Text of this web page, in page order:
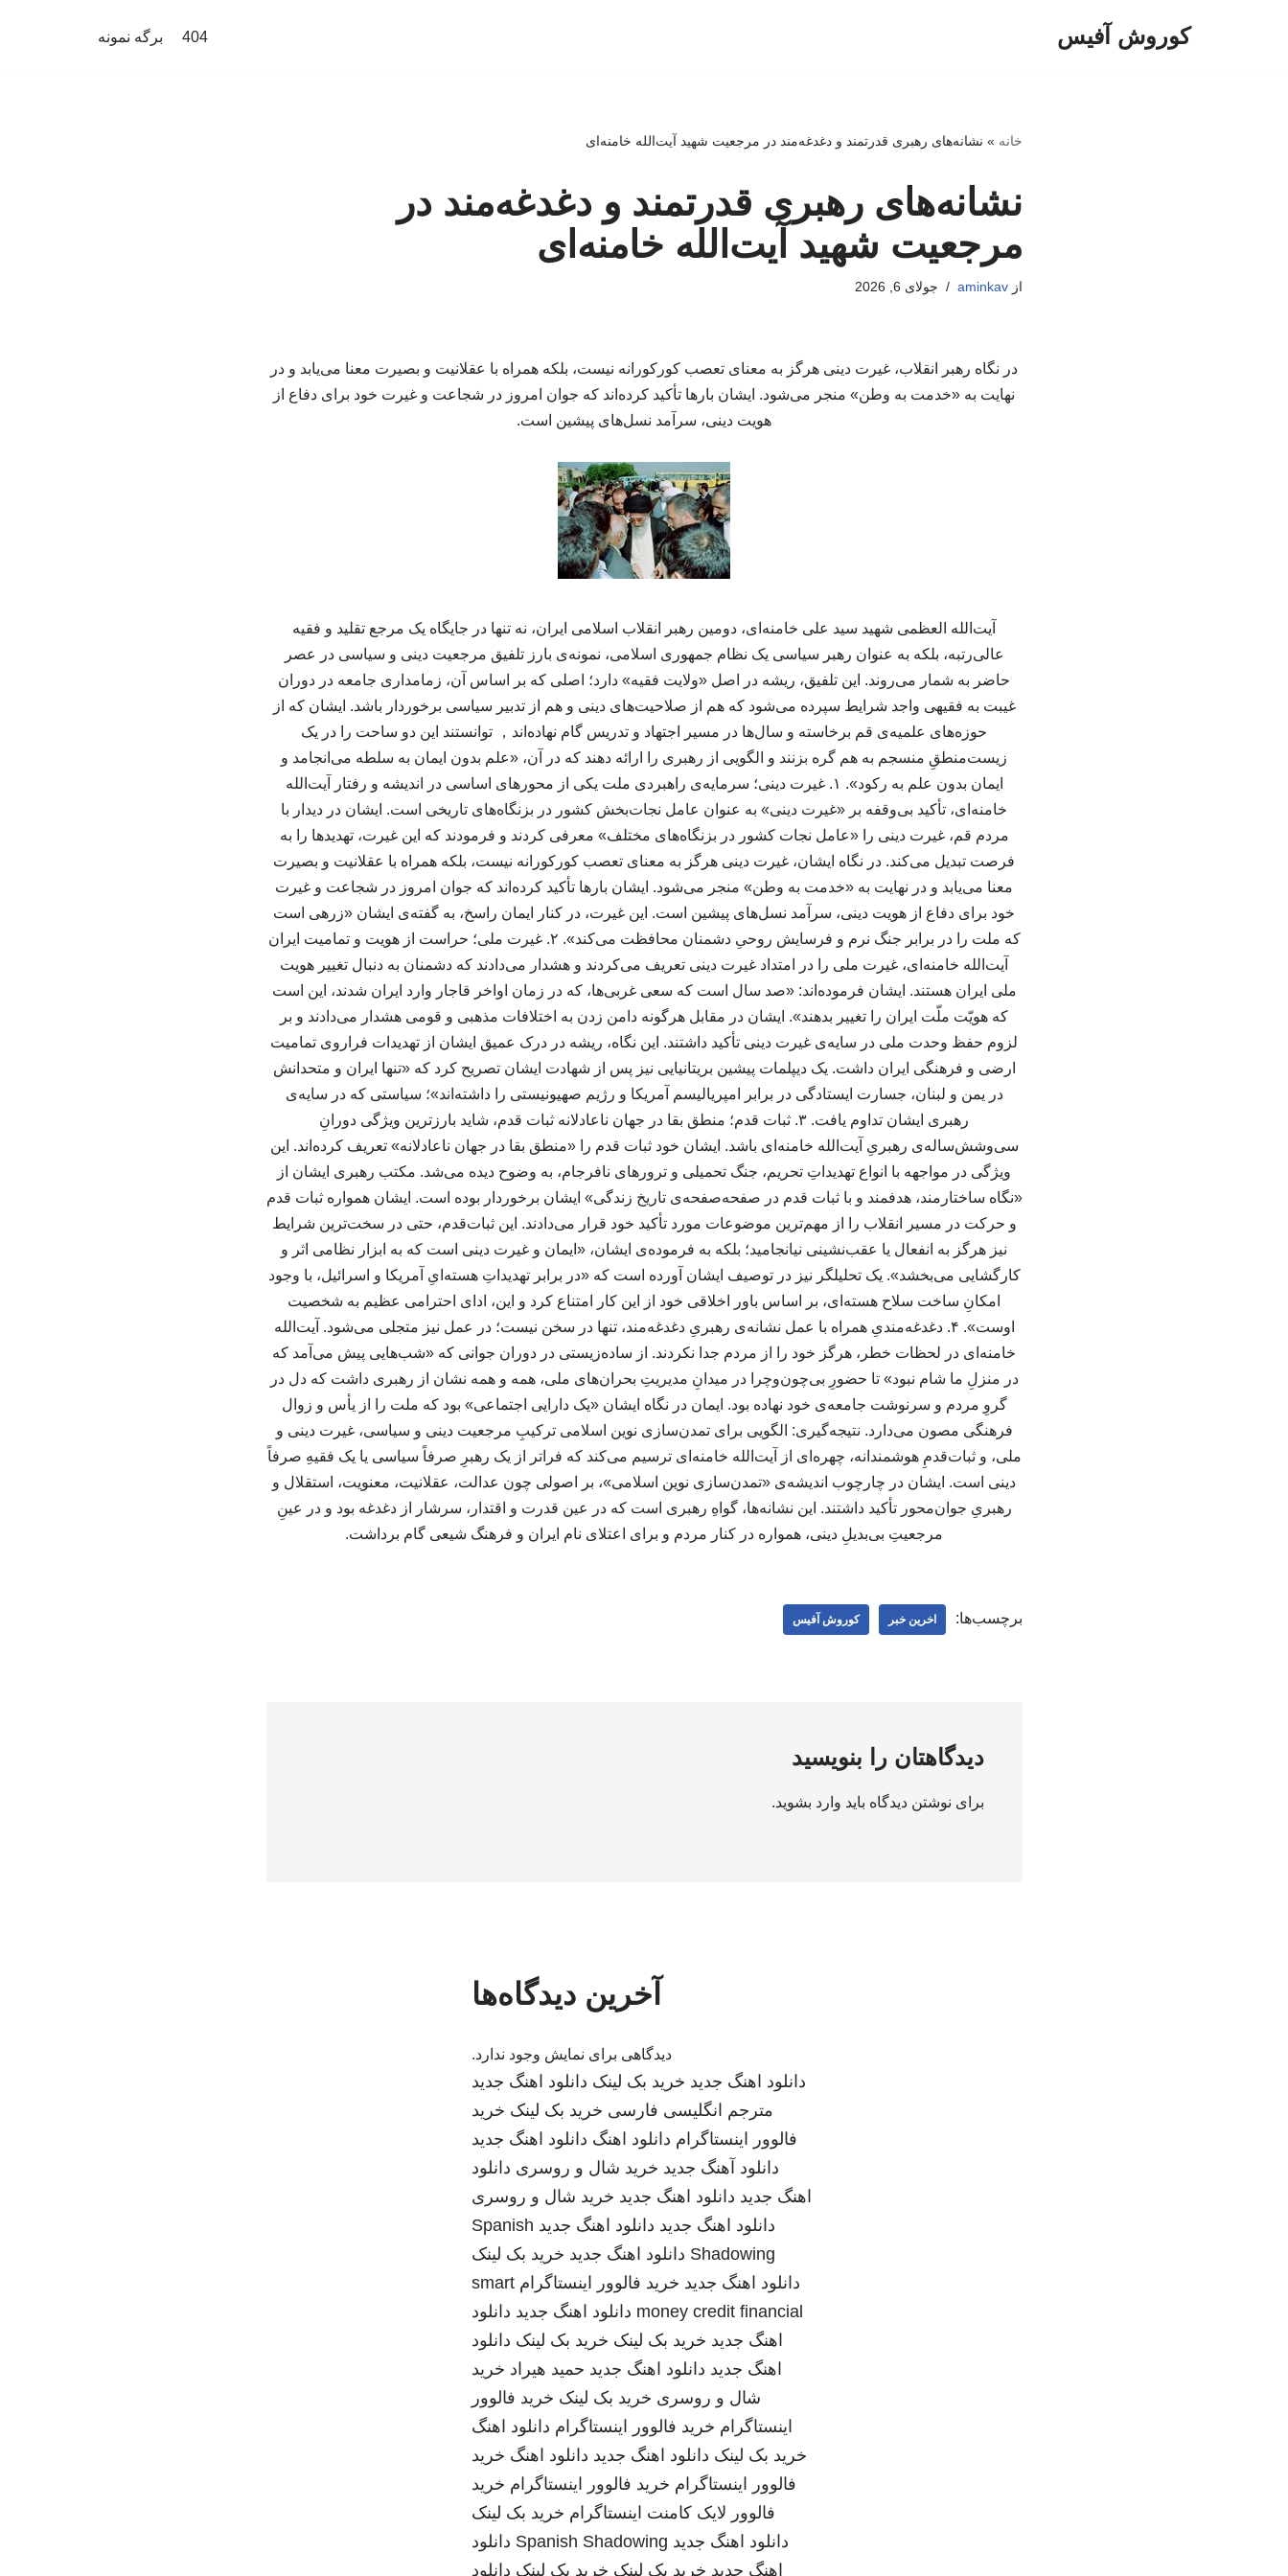
کوروش آفیس 404 برگه نمونه
خانه » نشانه‌های رهبری قدرتمند و دغدغه‌مند در مرجعیت شهید آیت‌الله خامنه‌ای
نشانه‌های رهبری قدرتمند و دغدغه‌مند در
مرجعیت شهید آیت‌الله خامنه‌ای
ازaminkav جولای 6, 2026
در نگاه رهبر انقلاب، غیرت دینی هرگز به معنای تعصب کورکورانه نیست، بلکه همراه با عقلانیت و بصیرت معنا می‌یابد و در
نهایت به «خدمت به وطن» منجر می‌شود. ایشان بارها تأکید کرده‌اند که جوان امروز در شجاعت و غیرت خود برای دفاع از
هویت دینی، سرآمد نسل‌های پیشین است.
آیت‌الله العظمی شهید سید علی خامنه‌ای، دومین رهبر انقلاب اسلامی ایران، نه تنها در جایگاه یک مرجع تقلید و فقیه
عالی‌رتبه، بلکه به عنوان رهبر سیاسی یک نظام جمهوری اسلامی، نمونه‌ی بارز تلفیق مرجعیت دینی و سیاسی در عصر
حاضر به شمار می‌روند. این تلفیق، ریشه در اصل «ولایت فقیه» دارد؛ اصلی که بر اساس آن، زمامداری جامعه در دوران
غیبت به فقیهی واجد شرایط سپرده می‌شود که هم از صلاحیت‌های دینی و هم از تدبیر سیاسی برخوردار باشد. ایشان که از
حوزه‌های علمیه‌ی قم برخاسته و سال‌ها در مسیر اجتهاد و تدریس گام نهاده‌اند， توانستند این دو ساحت را در یک
زیست‌منطقِ منسجم به هم گره بزنند و الگویی از رهبری را ارائه دهند که در آن، «علم بدون ایمان به سلطه می‌انجامد و
ایمان بدون علم به رکود». ۱. غیرت دینی؛ سرمایه‌ی راهبردی ملت یکی از محورهای اساسی در اندیشه و رفتار آیت‌الله
خامنه‌ای، تأکید بی‌وقفه بر «غیرت دینی» به عنوان عامل نجات‌بخش کشور در بزنگاه‌های تاریخی است. ایشان در دیدار با
مردم قم، غیرت دینی را «عامل نجات کشور در بزنگاه‌های مختلف» معرفی کردند و فرمودند که این غیرت، تهدیدها را به
فرصت تبدیل می‌کند. در نگاه ایشان، غیرت دینی هرگز به معنای تعصب کورکورانه نیست، بلکه همراه با عقلانیت و بصیرت
معنا می‌یابد و در نهایت به «خدمت به وطن» منجر می‌شود. ایشان بارها تأکید کرده‌اند که جوان امروز در شجاعت و غیرت
خود برای دفاع از هویت دینی، سرآمد نسل‌های پیشین است. این غیرت، در کنار ایمان راسخ، به گفته‌ی ایشان «زرهی است
که ملت را در برابر جنگ نرم و فرسایش روحیِ دشمنان محافظت می‌کند». ۲. غیرت ملی؛ حراست از هویت و تمامیت ایران
آیت‌الله خامنه‌ای، غیرت ملی را در امتداد غیرت دینی تعریف می‌کردند و هشدار می‌دادند که دشمنان به دنبال تغییر هویت
ملی ایران هستند. ایشان فرموده‌اند: «صد سال است که سعی غربی‌ها، که در زمان اواخر قاجار وارد ایران شدند، این است
که هویّت ملّت ایران را تغییر بدهند». ایشان در مقابل هرگونه دامن زدن به اختلافات مذهبی و قومی هشدار می‌دادند و بر
لزوم حفظ وحدت ملی در سایه‌ی غیرت دینی تأکید داشتند. این نگاه، ریشه در درک عمیق ایشان از تهدیدات فراروی تمامیت
ارضی و فرهنگی ایران داشت. یک دیپلمات پیشین بریتانیایی نیز پس از شهادت ایشان تصریح کرد که «تنها ایران و متحدانش
در یمن و لبنان، جسارت ایستادگی در برابر امپریالیسم آمریکا و رژیم صهیونیستی را داشته‌اند»؛ سیاستی که در سایه‌ی
رهبری ایشان تداوم یافت. ۳. ثبات قدم؛ منطق بقا در جهان ناعادلانه ثبات قدم، شاید بارزترین ویژگی دورانِ
سی‌وشش‌ساله‌ی رهبریِ آیت‌الله خامنه‌ای باشد. ایشان خود ثبات قدم را «منطق بقا در جهان ناعادلانه» تعریف کرده‌اند. این
ویژگی در مواجهه با انواع تهدیداتِ تحریم، جنگ تحمیلی و ترورهای نافرجام، به وضوح دیده می‌شد. مکتب رهبری ایشان از
«نگاه ساختارمند، هدفمند و با ثبات قدم در صفحه‌صفحه‌ی تاریخ زندگی» ایشان برخوردار بوده است. ایشان همواره ثبات قدم
و حرکت در مسیر انقلاب را از مهم‌ترین موضوعات مورد تأکید خود قرار می‌دادند. این ثبات‌قدم، حتی در سخت‌ترین شرایط
نیز هرگز به انفعال یا عقب‌نشینی نیانجامید؛ بلکه به فرموده‌ی ایشان، «ایمان و غیرت دینی است که به ابزار نظامی اثر و
کارگشایی می‌بخشد». یک تحلیلگر نیز در توصیف ایشان آورده است که «در برابر تهدیداتِ هسته‌ایِ آمریکا و اسرائیل، با وجود
امکانِ ساخت سلاح هسته‌ای، بر اساس باور اخلاقی خود از این کار امتناع کرد و این، ادای احترامی عظیم به شخصیت
اوست». ۴. دغدغه‌مندیِ همراه با عمل نشانه‌ی رهبریِ دغدغه‌مند، تنها در سخن نیست؛ در عمل نیز متجلی می‌شود. آیت‌الله
خامنه‌ای در لحظات خطر، هرگز خود را از مردم جدا نکردند. از ساده‌زیستی در دوران جوانی که «شب‌هایی پیش می‌آمد که
در منزلِ ما شام نبود» تا حضورِ بی‌چون‌وچرا در میدانِ مدیریتِ بحران‌های ملی، همه و همه نشان از رهبری داشت که دل در
گروِ مردم و سرنوشت جامعه‌ی خود نهاده بود. ایمان در نگاه ایشان «یک دارایی اجتماعی» بود که ملت را از یأس و زوال
فرهنگی مصون می‌دارد. نتیجه‌گیری: الگویی برای تمدن‌سازی نوین اسلامی ترکیبِ مرجعیت دینی و سیاسی، غیرت دینی و
ملی، و ثبات‌قدمِ هوشمندانه، چهره‌ای از آیت‌الله خامنه‌ای ترسیم می‌کند که فراتر از یک رهبرِ صرفاً سیاسی یا یک فقیهِ صرفاً
دینی است. ایشان در چارچوب اندیشه‌ی «تمدن‌سازی نوین اسلامی»، بر اصولی چون عدالت، عقلانیت، معنویت، استقلال و
رهبریِ جوان‌محور تأکید داشتند. این نشانه‌ها، گواهِ رهبری است که در عین قدرت و اقتدار، سرشار از دغدغه بود و در عینِ
مرجعیتِ بی‌بدیلِ دینی، همواره در کنار مردم و برای اعتلای نام ایران و فرهنگ شیعی گام برداشت.
برچسب‌ها: اخرین خبر کوروش آفیس
دیدگاهتان را بنویسید
برای نوشتن دیدگاه باید وارد بشوید.
آخرین دیدگاه‌ها
دیدگاهی برای نمایش وجود ندارد.
دانلود اهنگ جدید خرید بک لینک دانلود اهنگ جدید
مترجم انگلیسی فارسی خرید بک لینک خرید
فالوور اینستاگرام دانلود اهنگ دانلود اهنگ جدید
دانلود آهنگ جدید خرید شال و روسری دانلود
اهنگ جدید دانلود اهنگ جدید خرید شال و روسری
دانلود اهنگ جدید دانلود اهنگ جدید Spanish
Shadowing دانلود اهنگ جدید خرید بک لینک
دانلود اهنگ جدید خرید فالوور اینستاگرام smart
money credit financial دانلود اهنگ جدید دانلود
اهنگ جدید خرید بک لینک خرید بک لینک دانلود
اهنگ جدید دانلود اهنگ جدید حمید هیراد خرید
شال و روسری خرید بک لینک خرید فالوور
اینستاگرام خرید فالوور اینستاگرام دانلود اهنگ
خرید بک لینک دانلود اهنگ جدید دانلود اهنگ خرید
فالوور اینستاگرام خرید فالوور اینستاگرام خرید
فالوور لایک کامنت اینستاگرام خرید بک لینک
دانلود اهنگ جدید Spanish Shadowing دانلود
اهنگ جدید خرید بک لینک خرید بک لینک دانلود